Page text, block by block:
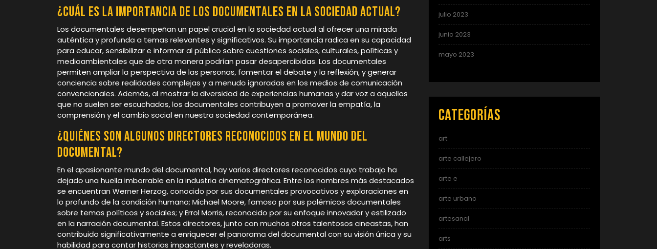
¿Cuál es la importancia de los documentales en la sociedad actual?
Los documentales desempeñan un papel crucial en la sociedad actual al ofrecer una mirada
auténtica y profunda a temas relevantes y significativos. Su importancia radica en su capacidad
para educar, sensibilizar e informar al público sobre cuestiones sociales, culturales, políticas y
medioambientales que de otra manera podrían pasar desapercibidas. Los documentales
permiten ampliar la perspectiva de las personas, fomentar el debate y la reflexión, y generar
conciencia sobre realidades complejas y a menudo ignoradas en los medios de comunicación
convencionales. Además, al mostrar la diversidad de experiencias humanas y dar voz a aquellos
que no suelen ser escuchados, los documentales contribuyen a promover la empatía, la
comprensión y el cambio social en nuestra sociedad contemporánea.
¿Quiénes son algunos directores reconocidos en el mundo del
documental?
En el apasionante mundo del documental, hay varios directores reconocidos cuyo trabajo ha
dejado una huella imborrable en la industria cinematográfica. Entre los nombres más destacados
se encuentran Werner Herzog, conocido por sus documentales provocativos y exploraciones en
lo profundo de la condición humana; Michael Moore, famoso por sus polémicos documentales
sobre temas políticos y sociales; y Errol Morris, reconocido por su enfoque innovador y estilizado
en la narración documental. Estos directores, junto con muchos otros talentosos cineastas, han
contribuido significativamente a enriquecer el panorama del documental con su visión única y su
habilidad para contar historias impactantes y reveladoras.
julio 2023
junio 2023
mayo 2023
Categorías
art
arte callejero
arte e
arte urbano
artesanal
arts